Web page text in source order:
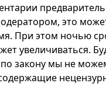
это
При этом ночью
увеличиваться.
закону мы не